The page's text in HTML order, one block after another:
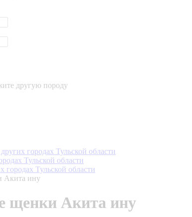
другую породу
городах Тульской области
Тульской области
городах Тульской области
Акита ину
щенки Акита ину